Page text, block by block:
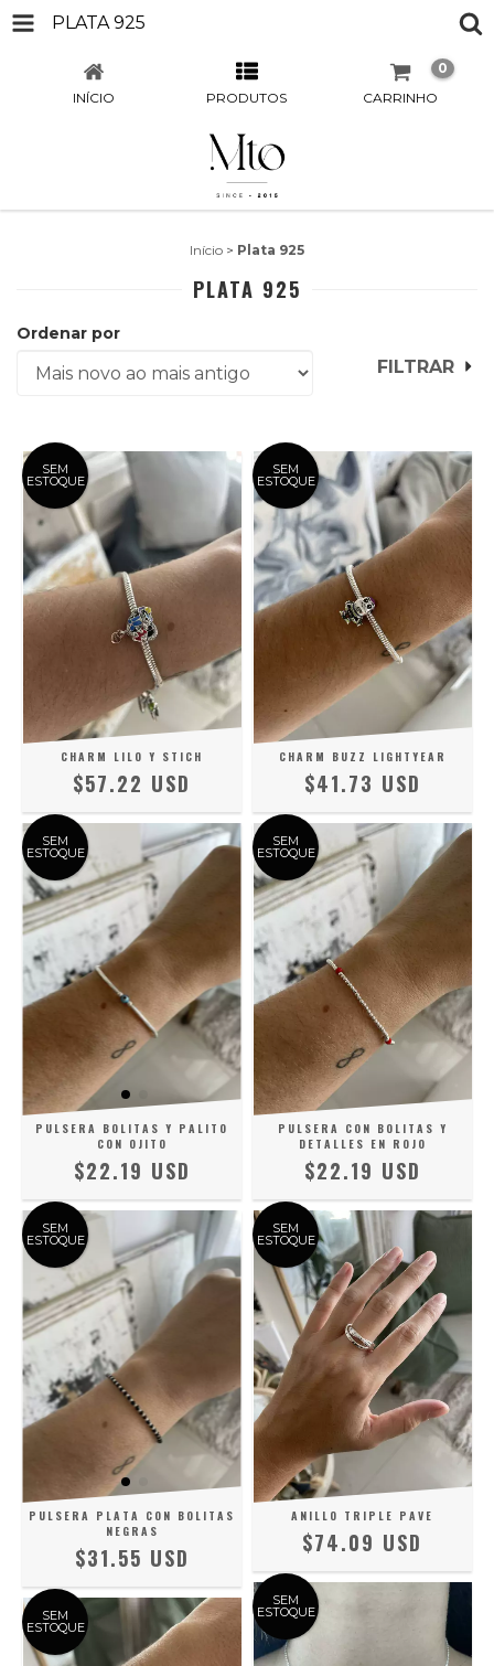
PLATA 925
INÍCIO PRODUTOS CARRINHO
0
Início > Plata 925
PLATA 925
Ordenar por
FILTRAR
SEM
ESTOQUE
CHARM LILO Y STICH
$57.22 USD
SEM
ESTOQUE
CHARM BUZZ LIGHTYEAR
$41.73 USD
SEM
ESTOQUE
PULSERA BOLITAS Y PALITO
CON OJITO
$22.19 USD
SEM
ESTOQUE
PULSERA CON BOLITAS Y
DETALLES EN ROJO
$22.19 USD
SEM
ESTOQUE
PULSERA PLATA CON BOLITAS
NEGRAS
$31.55 USD
SEM
ESTOQUE
ANILLO TRIPLE PAVE
$74.09 USD
SEM
ESTOQUE
SEM
ESTOQUE